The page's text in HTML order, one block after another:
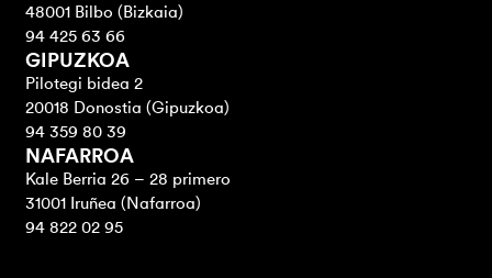
48001 Bilbo (Bizkaia)
94 425 63 66
GIPUZKOA
Pilotegi bidea 2
20018 Donostia (Gipuzkoa)
94 359 80 39
NAFARROA
Kale Berria 26 – 28 primero
31001 Iruñea (Nafarroa)
94 822 02 95